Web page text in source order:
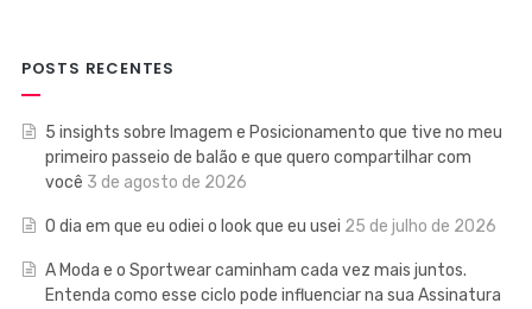
POSTS RECENTES
5 insights sobre Imagem e Posicionamento que tive no meu
primeiro passeio de balão e que quero compartilhar com
você 3 de agosto de 2026
O dia em que eu odiei o look que eu usei 25 de julho de 2026
A Moda e o Sportwear caminham cada vez mais juntos.
Entenda como esse ciclo pode influenciar na sua Assinatura